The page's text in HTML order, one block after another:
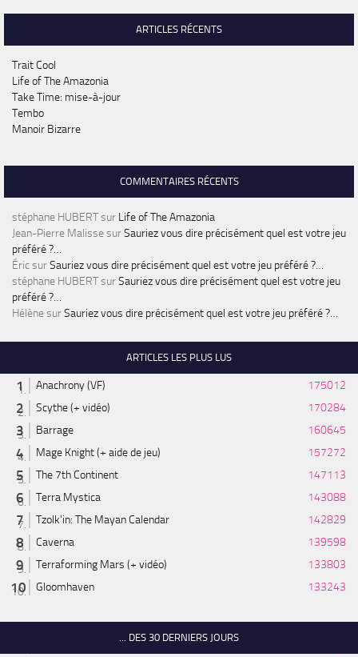
ARTICLES RÉCENTS
Trait Cool
Life of The Amazonia
Take Time: mise-à-jour
Tembo
Manoir Bizarre
COMMENTAIRES RÉCENTS
stéphane HUBERTsur Life of The Amazonia
Jean-Pierre MalissesurSauriez vous dire précisément quel est votre jeu
préféré ?…
ÉricsurSauriez vous dire précisément quel est votre jeu préféré ?…
stéphane HUBERTsurSauriez vous dire précisément quel est votre jeu
préféré ?…
HélènesurSauriez vous dire précisément quel est votre jeu préféré ?…
ARTICLES LES PLUS LUS
Anachrony (VF)
175012
Scythe (+ vidéo)
170284
Barrage
160645
Mage Knight (+ aide de jeu)
157272
The 7th Continent
147113
Terra Mystica
143088
Tzolk'in: The Mayan Calendar
142829
Caverna
139598
Terraforming Mars (+ vidéo)
133803
Gloomhaven
133243
... DES 30 DERNIERS JOURS